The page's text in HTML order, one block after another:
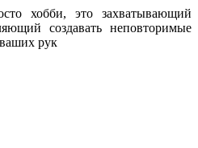
хобби, это захватывающий
создавать неповторимые
рук